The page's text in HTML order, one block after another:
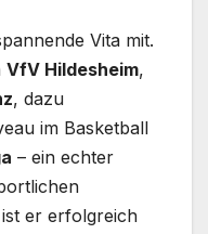
Vita mit.
VfV Hildesheim,
, dazu
im Basketball
– ein echter
er erfolgreich